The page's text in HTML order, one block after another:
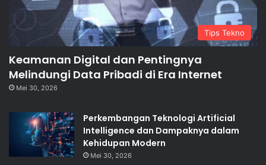
Tips Tekno
Keamanan Digital dan Pentingnya
Melindungi Data Pribadi di Era Internet
Mei 30, 2026
Perkembangan Teknologi Artificial
Intelligence dan Dampaknya dalam
Kehidupan Modern
Mei 30, 2026